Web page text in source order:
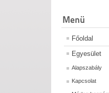
Menü
Főoldal
Egyesület
Alapszabály
Kapcsolat